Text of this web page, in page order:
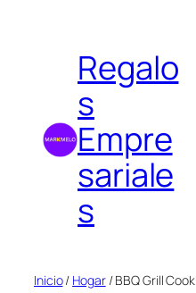
contenidoRegalo
s
Empre
sariale
s
Inicio/ Hogar/ BBQ Grill Cook